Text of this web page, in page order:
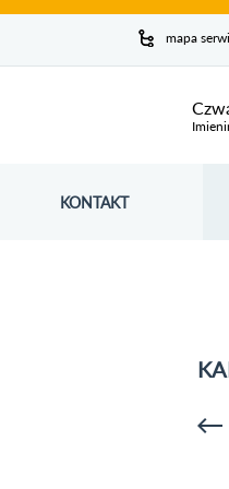
mapa
KONTAKT